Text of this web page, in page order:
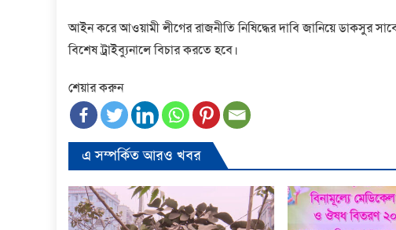
আইন করে আওয়ামী লীগের রাজনীতি নিষিদ্ধের দাবি জানিয়ে ডাকসুর
বিশেষ ট্রাইব্যুনালে বিচার করতে হবে।
শেয়ার করুন
এ সম্পর্কিত আরও খবর